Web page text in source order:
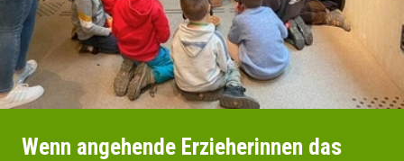
Wenn angehende Erzieherinnen das